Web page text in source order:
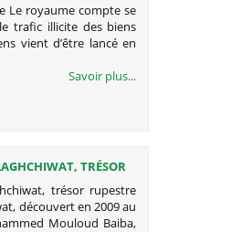
Le royaume compte se
trafic illicite des biens
vient d’être lancé en
Savoir plus...
TRÉSOR
trésor rupestre
découvert en 2009 au
Mouloud Baiba,